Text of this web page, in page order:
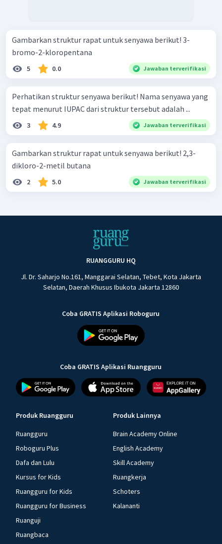
Gambarkan struktur rapat untuk senyawa berikut! 3-
bromo-2-kloropentana
5 0.0 Jawaban terverifikasi
Perhatikan struktur senyawa berikut! Nama senyawa yang
tepat menurut IUPAC dari struktur tersebut adalah ...
3 4.9 Jawaban terverifikasi
Gambarkan struktur rapat untuk senyawa berikut! 2,3-
dikloro-2-metil butana
2 5.0 Jawaban terverifikasi
RUANGGURU HQ
Jl. Dr. Saharjo No.161, Manggarai Selatan, Tebet, Kota Jakarta
Selatan, Daerah Khusus Ibukota Jakarta 12860
Coba GRATIS Aplikasi Roboguru
Coba GRATIS Aplikasi Ruangguru
Produk Ruangguru
Ruangguru
Roboguru Plus
Dafa dan Lulu
Kursus for Kids
Ruangguru for Kids
Ruangguru for Business
Ruanguji
Ruangbaca
Produk Lainnya
Brain Academy Online
English Academy
Skill Academy
Ruangkerja
Schoters
Kalananti